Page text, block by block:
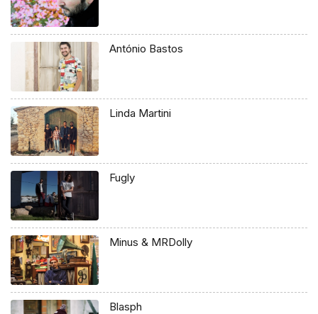
António Bastos
Linda Martini
Fugly
Minus & MRDolly
Blasph